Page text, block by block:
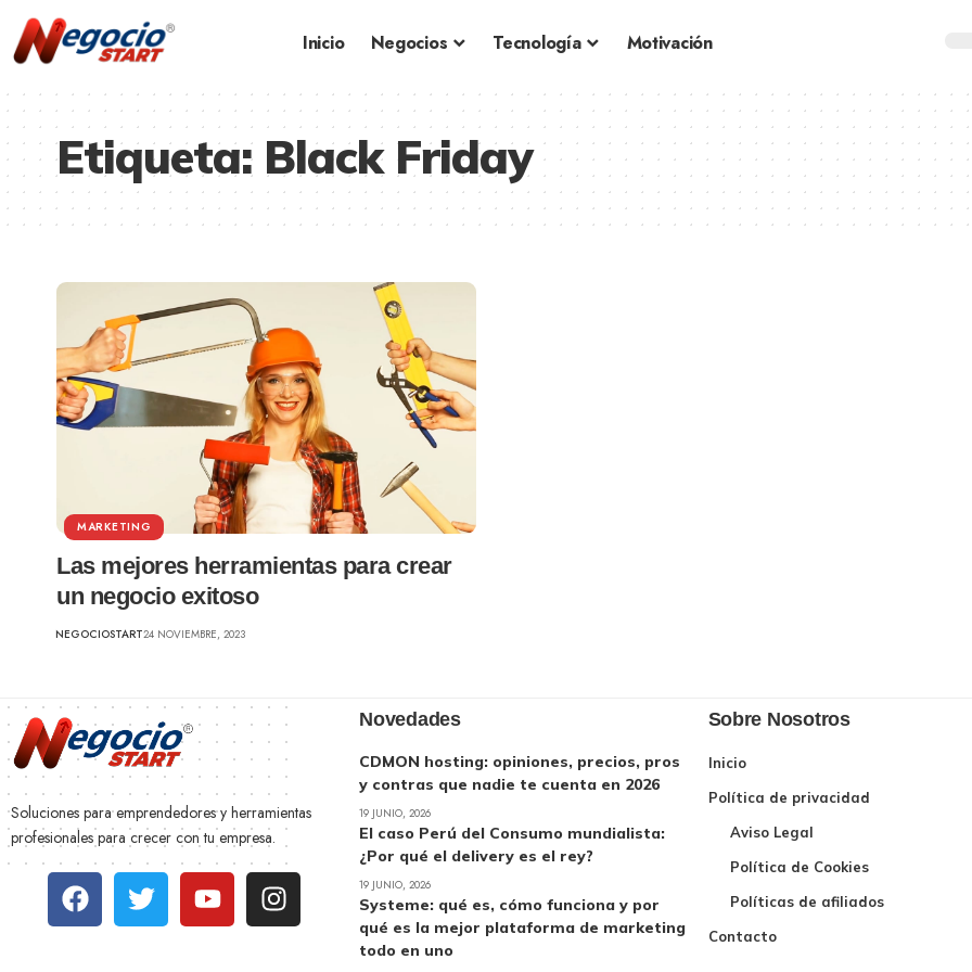
Inicio Negocios Tecnología Motivación
Etiqueta: Black Friday
MARKETING
Las mejores herramientas para crear
un negocio exitoso
NEGOCIOSTART24 NOVIEMBRE, 2023
Soluciones para emprendedores y herramientas
profesionales para crecer con tu empresa.
Novedades
CDMON hosting: opiniones, precios, pros
y contras que nadie te cuenta en 2026
19 JUNIO, 2026
El caso Perú del Consumo mundialista:
¿Por qué el delivery es el rey?
19 JUNIO, 2026
Systeme: qué es, cómo funciona y por
qué es la mejor plataforma de marketing
todo en uno
Sobre Nosotros
Inicio
Política de privacidad
Aviso Legal
Política de Cookies
Políticas de afiliados
Contacto